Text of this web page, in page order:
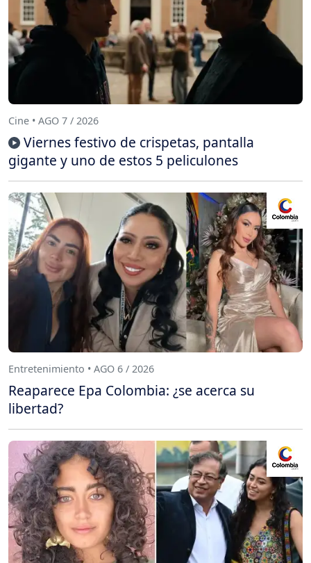
Cine • AGO 7 / 2026
Viernes festivo de crispetas, pantalla
gigante y uno de estos 5 peliculones
Entretenimiento • AGO 6 / 2026
Reaparece Epa Colombia: ¿se acerca su
libertad?